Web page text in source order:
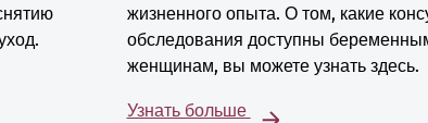
жизненного опыта. О том, какие
обследования доступны
женщинам, вы можете узнать здесь.
Узнать больше